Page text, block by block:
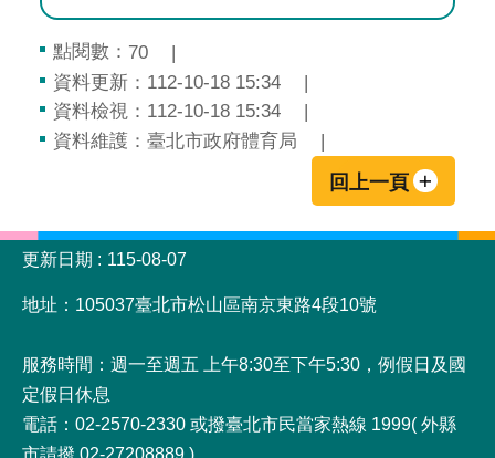
點閱數： 70
資料更新：112-10-18 15:34
資料檢視：112-10-18 15:34
資料維護：臺北市政府體育局
回上一頁
:::
更新日期
115-08-07
地址：105037臺北市松山區南京東路4段10號
服務時間：週一至週五 上午8:30至下午5:30，例假日及國
定假日休息
電話：02-2570-2330 或撥臺北市民當家熱線 1999( 外縣
市請撥 02-27208889 )